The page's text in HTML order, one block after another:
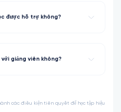
được hỗ trợ không?
giảng viên không?
các điều kiện tiên quyết để học tập hiệu